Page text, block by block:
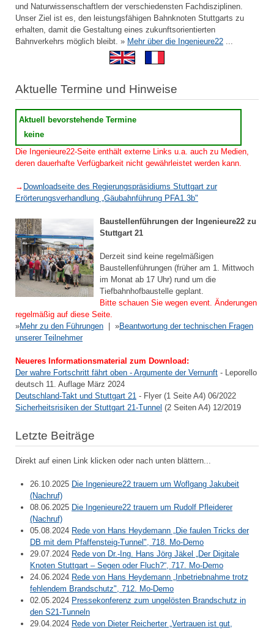
und Naturwissenschaftlern der verschiedensten Fachdisziplinen.
Unser Ziel ist es, den leistungsfähigen Bahnknoten Stuttgarts zu
erhalten, damit die Gestaltung eines zukunftsorientierten
Bahnverkehrs möglich bleibt. » Mehr über die Ingenieure22
Aktuelle Termine und Hinweise
Aktuell bevorstehende Termine
keine
Die Ingenieure22-Seite enthält externe Links u.a. auch zu Medien,
deren dauerhafte Verfügbarkeit nicht gewährleistet werden kann.
→ Downloadseite des Regierungspräsidiums Stuttgart zur
Erörterungsverhandlung „Gäubahnführung PFA1.3b"
Baustellenführungen der Ingenieure22 zu
Stuttgart 21
Derzeit sind keine regelmäßigen
Baustellenführungen (früher am 1. Mittwoch
im Monat ab 17 Uhr) rund um die
Tiefbahnhofbaustelle geplant.
Bitte schauen Sie wegen event. Änderungen
regelmäßig auf diese Seite.
»Mehr zu den Führungen | »Beantwortung der technischen Fragen
unserer Teilnehmer
Neueres Informationsmaterial zum Download:
Der wahre Fortschritt fährt oben - Argumente der Vernunft - Leporello
deutsch 11. Auflage März 2024
Deutschland-Takt und Stuttgart 21 - Flyer (1 Seite A4) 06/2022
Sicherheitsrisiken der Stuttgart 21-Tunnel (2 Seiten A4) 12/2019
Letzte Beiträge
Direkt auf einen Link klicken oder nach unten blättern...
26.10.2025 Die Ingenieure22 trauern um Woflgang Jakubeit
(Nachruf)
08.06.2025 Die Ingenieure22 trauern um Rudolf Pfleiderer
(Nachruf)
05.08.2024 Rede von Hans Heydemann „Die faulen Tricks der
DB mit dem Pfaffensteig-Tunnel", 718. Mo-Demo
29.07.2024 Rede von Dr.-Ing. Hans Jörg Jäkel „Der Digitale
Knoten Stuttgart – Segen oder Fluch?“, 717. Mo-Demo
24.06.2024 Rede von Hans Heydemann „Inbetriebnahme trotz
fehlendem Brandschutz", 712. Mo-Demo
02.05.2024 Pressekonferenz zum ungelösten Brandschutz in
den S21-Tunneln
29.04.2024 Rede von Dieter Reicherter „Vertrauen ist gut,